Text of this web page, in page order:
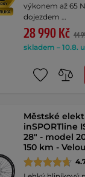
výkonem až 65
dojezdem …
28 990 Kč 44
skladem – 10.8.
Městské
inSPORTline
28" - model
150 km -